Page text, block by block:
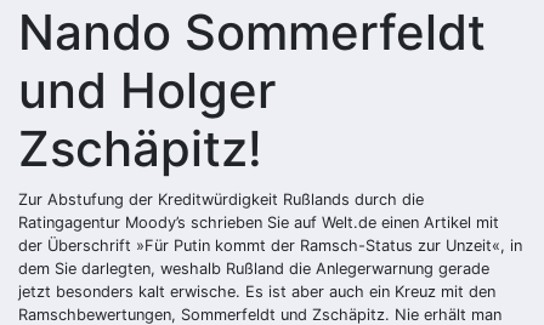
Nando Sommerfeldt
und Holger
Zschäpitz!
Zur Abstufung der Kreditwürdigkeit Rußlands durch die
Ratingagentur Moody’s schrieben Sie auf Welt.de einen Artikel mit
der Überschrift »Für Putin kommt der Ramsch-Status zur Unzeit«, in
dem Sie darlegten, weshalb Rußland die Anlegerwarnung gerade
jetzt besonders kalt erwische. Es ist aber auch ein Kreuz mit den
Ramschbewertungen, Sommerfeldt und Zschäpitz. Nie erhält man